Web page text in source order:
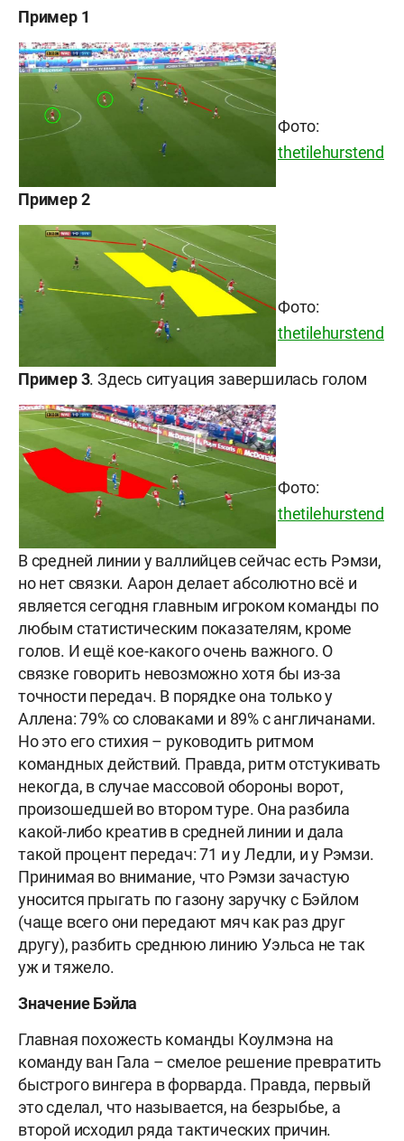
Пример 1
Фото:
thetilehurstend
Пример 2
Фото:
thetilehurstend
Пример 3. Здесь ситуация завершилась голом
Фото:
thetilehurstend
В средней линии у валлийцев сейчас есть Рэмзи,
но нет связки. Аарон делает абсолютно всё и
является сегодня главным игроком команды по
любым статистическим показателям, кроме
голов. И ещё кое-какого очень важного. О
связке говорить невозможно хотя бы из-за
точности передач. В порядке она только у
Аллена: 79% со словаками и 89% с англичанами.
Но это его стихия – руководить ритмом
командных действий. Правда, ритм отстукивать
некогда, в случае массовой обороны ворот,
произошедшей во втором туре. Она разбила
какой-либо креатив в средней линии и дала
такой процент передач: 71 и у Ледли, и у Рэмзи.
Принимая во внимание, что Рэмзи зачастую
уносится прыгать по газону заручку с Бэйлом
(чаще всего они передают мяч как раз друг
другу), разбить среднюю линию Уэльса не так
уж и тяжело.
Значение Бэйла
Главная похожесть команды Коулмэна на
команду ван Гала – смелое решение превратить
быстрого вингера в форварда. Правда, первый
это сделал, что называется, на безрыбье, а
второй исходил ряда тактических причин.